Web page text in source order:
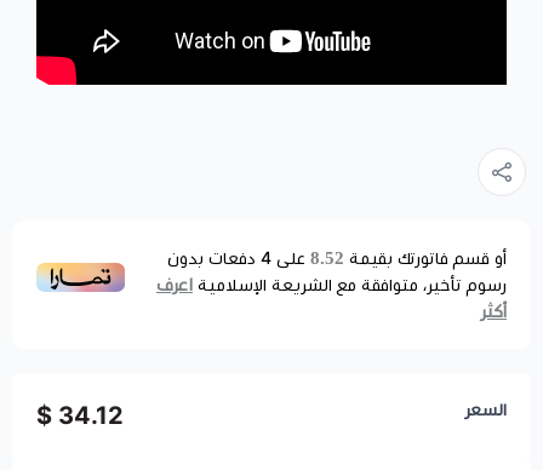
أو قسم فاتورتك بقيمة 8.52 على 4 دفعات بدون
رسوم تأخير، متوافقة مع الشريعة الإسلامية اعرف
أكثر
السعر 34.12 $